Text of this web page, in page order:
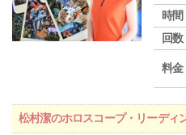
時間
回数
料金
松村潔のホロスコープ・リーディ